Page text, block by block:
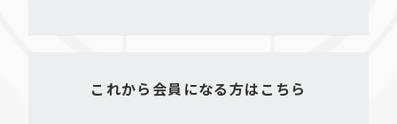
これから会員になる方はこちら